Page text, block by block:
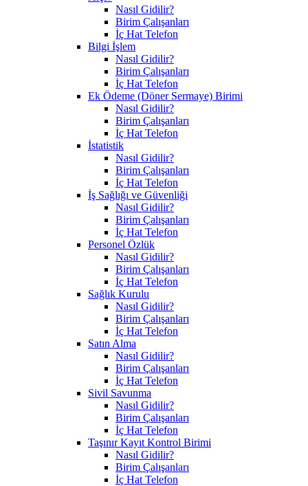
Nasıl Gidilir?
Birim Çalışanları
İç Hat Telefon
Bilgi İşlem
Nasıl Gidilir?
Birim Çalışanları
İç Hat Telefon
Ek Ödeme (Döner Sermaye) Birimi
Nasıl Gidilir?
Birim Çalışanları
İç Hat Telefon
İstatistik
Nasıl Gidilir?
Birim Çalışanları
İç Hat Telefon
İş Sağlığı ve Güvenliği
Nasıl Gidilir?
Birim Çalışanları
İç Hat Telefon
Personel Özlük
Nasıl Gidilir?
Birim Çalışanları
İç Hat Telefon
Sağlık Kurulu
Nasıl Gidilir?
Birim Çalışanları
İç Hat Telefon
Satın Alma
Nasıl Gidilir?
Birim Çalışanları
İç Hat Telefon
Sivil Savunma
Nasıl Gidilir?
Birim Çalışanları
İç Hat Telefon
Taşınır Kayıt Kontrol Birimi
Nasıl Gidilir?
Birim Çalışanları
İç Hat Telefon